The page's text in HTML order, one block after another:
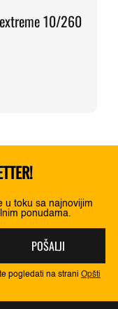
10/260
u toku sa najnovijim
ponudama.
POŠALJI
pogledati na strani Opšti